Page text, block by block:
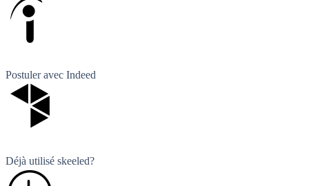
Postuler avec Indeed
Déjà utilisé skeeled?